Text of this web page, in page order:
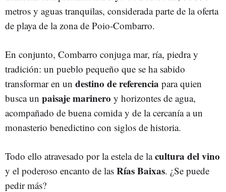
metros y aguas tranquilas, considerada parte de la oferta
de playa de la zona de Poio‑Combarro.
En conjunto, Combarro conjuga mar, ría, piedra y
tradición: un pueblo pequeño que se ha sabido
transformar en un destino de referencia para quien
busca un paisaje marinero y horizontes de agua,
acompañado de buena comida y de la cercanía a un
monasterio benedictino con siglos de historia.
Todo ello atravesado por la estela de lacultura del vino
y el poderoso encanto de las Rías Baixas. ¿Se puede
pedir más?